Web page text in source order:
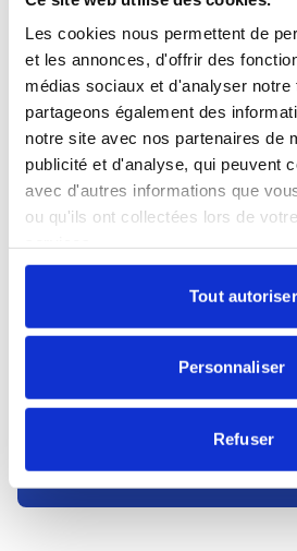
Les cookies nous permettent de
et les annonces, d'offrir des
médias sociaux et d'analyser notre
partageons également des
notre site avec nos partenaires de
publicité et d'analyse, qui peuvent
avec d'autres informations que
ou qu'ils ont collectées lors de
Tout autoriser
Personnaliser
Refuser
performances futures. Document non
l’auteur. Elles sont émises en date du 13
susceptibles d’évoluer. Elles ne
produit à titre purement indicatif. Il
conçue et réalisée par Ecofi à partir de
présentées dans ce document à tout
produit à titre d’information uniquement
Florent WABONT